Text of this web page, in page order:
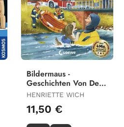
Bildermaus -
Geschichten Von Der
Feuerwehr
HENRIETTE WICH
11,50 €